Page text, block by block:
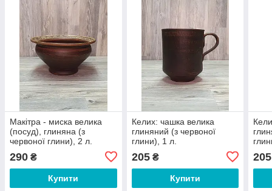
Макітра - миска велика
(посуд), глиняна (з
червоної глини), 2 л.
290 ₴
Купити
Келих: чашка велика
глиняний (з червоної
глини), 1 л.
205₴
Купити
205